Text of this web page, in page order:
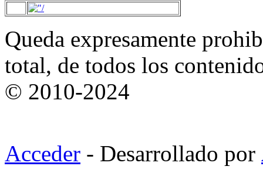
Queda expresamente
total, de todos los
© 2010-2024
Acceder - Desarrollado por